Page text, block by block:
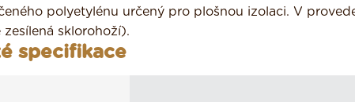
polyetylénu určený pro plošnou izolaci. V
zesílená sklorohoží).
specifikace